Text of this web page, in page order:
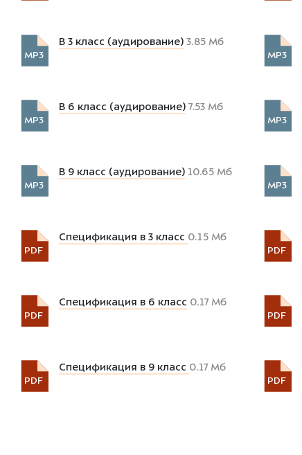
MP3
В 3 класс (аудирование) 3.85 Мб
MP3
MP3
В 6 класс (аудирование) 7.53 Мб
MP3
MP3
В 9 класс (аудирование) 10.65 Мб
MP3
PDF
Спецификация в 3 класс 0.15 Мб
PDF
PDF
Спецификация в 6 класс 0.17 Мб
PDF
PDF
Спецификация в 9 класс 0.17 Мб
PDF